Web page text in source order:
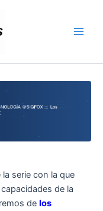
la serie con la que
de la
de los